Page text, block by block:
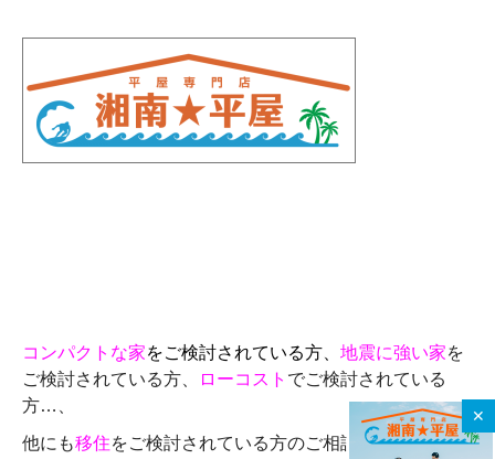
コンパクトな家をご検討されている方、 地震に強い家を
ご検討されている方、
ローコスト でご検討されている
方…、
他にも移住をご検討されている方のご相談も承っており
✕